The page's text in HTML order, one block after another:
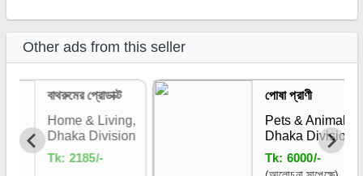
Other ads from this seller
বাথরুমের প্রোডাক্ট
Home & Living,
Dhaka Division
Tk:2185/-
পোষা প্রাণী
Pets & Animals,
Dhaka Division
Tk:6000/-